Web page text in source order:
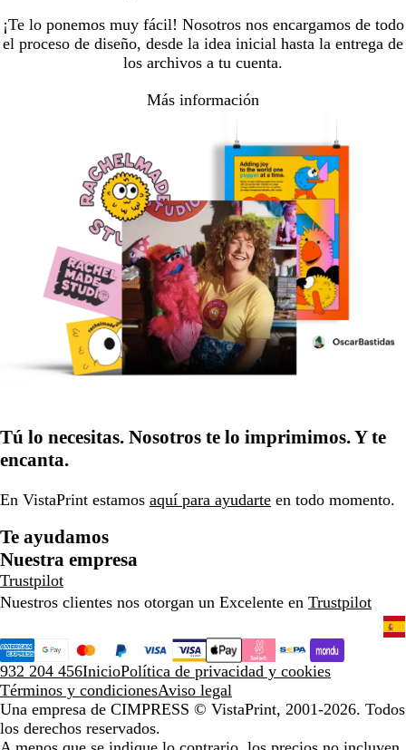
¡Te lo ponemos muy fácil! Nosotros nos encargamos de todo
el proceso de diseño, desde la idea inicial hasta la entrega de
los archivos a tu cuenta.
Más información
Tú lo necesitas. Nosotros te lo imprimimos. Y te
encanta.
En VistaPrint estamos aquí para ayudarte en todo momento.
Te ayudamos
Nuestra empresa
Trustpilot
Nuestros clientes nos otorgan un Excelente en Trustpilot
932 204 456InicioPolítica de privacidad y cookies
Términos y condicionesAviso legal
Una empresa de CIMPRESS © VistaPrint, 2001-2026. Todos
los derechos reservados.